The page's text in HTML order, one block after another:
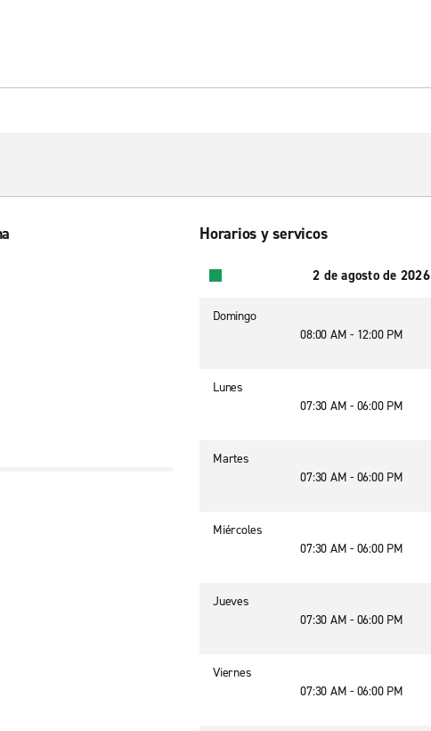
Horarios y servicos
2 de agosto de 2026
Domingo
08:00 AM - 12:00 PM
Lunes
07:30 AM - 06:00 PM
Martes
07:30 AM - 06:00 PM
Miércoles
07:30 AM - 06:00 PM
Jueves
07:30 AM - 06:00 PM
Viernes
07:30 AM - 06:00 PM